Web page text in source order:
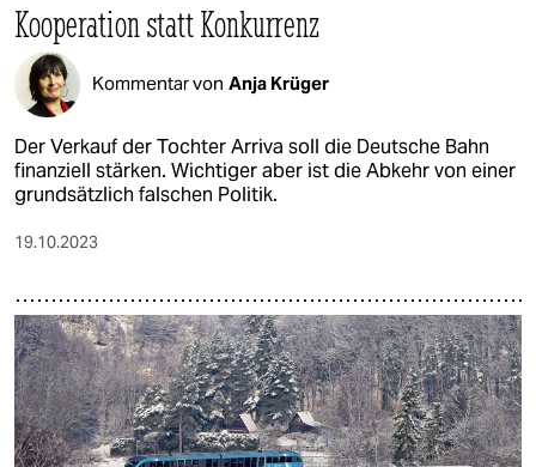
Kooperation statt Konkurrenz
Kommentar von Anja Krüger
Der Verkauf der Tochter Arriva soll die Deutsche Bahn
finanziell stärken. Wichtiger aber ist die Abkehr von einer
grundsätzlich falschen Politik.
19.10.2023